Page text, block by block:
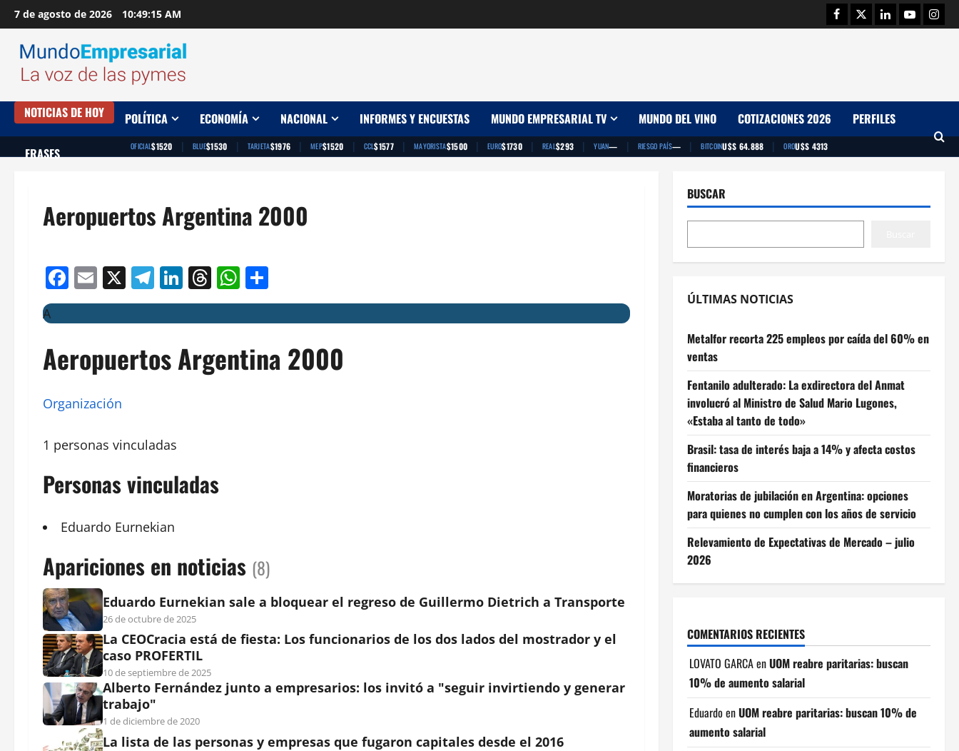
Saltar
al
contenido
7 de agosto de 2026 10:49:16 AM Facebook
TwitterLinkedinYoutube
NOTICIAS DE HOY POLÍTICA ECONOMÍA NACIONAL INFORMES Y ENCUESTAS MUNDO EMPRESARIAL TV MUNDO DEL VINO COTIZACIONES 2026 PERFILES
FRASES OFICIAL$1520 | BLUE$1530 | TARJETA$1976 | MEP$1520 | CCL$1577 | MAYORISTA$1500 | EURO$1730 | REAL$293 | YUAN— | RIESGO PAÍS— | BITCOINU$S 64.888 | OROU$S 4313
Aeropuertos Argentina 2000
Facebook
Email
X Telegram
LinkedIn
Threads
WhatsApp
A
Aeropuertos Argentina 2000
Organización
1 personas vinculadas
Personas vinculadas
Eduardo Eurnekian
Apariciones en noticias (8)
Eduardo Eurnekian sale a bloquear el regreso de Guillermo Dietrich a Transporte
26 de octubre de 2025
La CEOCracia está de fiesta: Los funcionarios de los dos lados del mostrador y el
caso PROFERTIL
10 de septiembre de 2025
Alberto Fernández junto a empresarios: los invitó a "seguir invirtiendo y generar
trabajo"
1 de diciembre de 2020
La lista de las personas y empresas que fugaron capitales desde el 2016
BUSCAR
ÚLTIMAS NOTICIAS
Metalfor recorta 225 empleos por caída del 60% en
ventas
Fentanilo adulterado: La exdirectora del Anmat
involucró al Ministro de Salud Mario Lugones,
«Estaba al tanto de todo»
Brasil: tasa de interés baja a 14% y afecta costos
financieros
Moratorias de jubilación en Argentina: opciones
para quienes no cumplen con los años de servicio
Relevamiento de Expectativas de Mercado – julio
2026
COMENTARIOS RECIENTES
LOVATO GARCAenUOM reabre paritarias: buscan
10% de aumento salarial
Eduardo enUOM reabre paritarias: buscan 10% de
aumento salarial